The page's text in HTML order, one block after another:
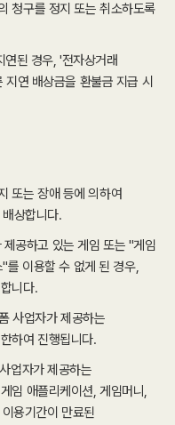
청구를 정지 또는 취소하도록
된 경우, '전자상거래
연 배상금을 환불금 지급 시
또는 장애 등에 의하여
상합니다.
공하고 있는 게임 또는 "게임
를 이용할 수 없게 된 경우,
니다.
사업자가 제공하는
하여 진행됩니다.
업자가 제공하는
임 애플리케이션, 게임머니,
용기간이 만료된